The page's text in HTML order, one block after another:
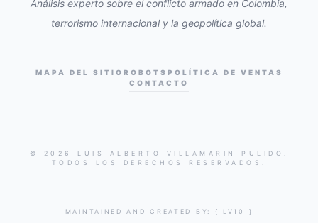
Análisis experto sobre el conflicto armado en Colombia,
terrorismo internacional y la geopolítica global.
MAPA DEL SITIO ROBOTS POLÍTICA DE VENTAS
CONTACTO
© 2026 LUIS ALBERTO VILLAMARIN PULIDO.
TODOS LOS DERECHOS RESERVADOS.
MAINTAINED AND CREATED BY: { LV10 }